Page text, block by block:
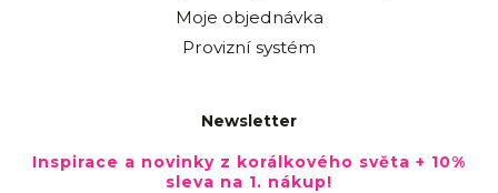
Moje objednávka
Provizní systém
Newsletter
Inspirace a novinky z korálkového světa + 10%
sleva na 1. nákup!